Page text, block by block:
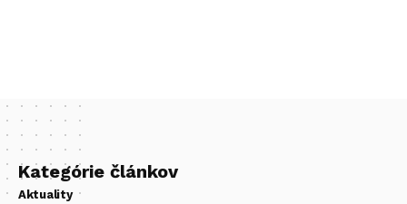
Kategórie článkov
Aktuality